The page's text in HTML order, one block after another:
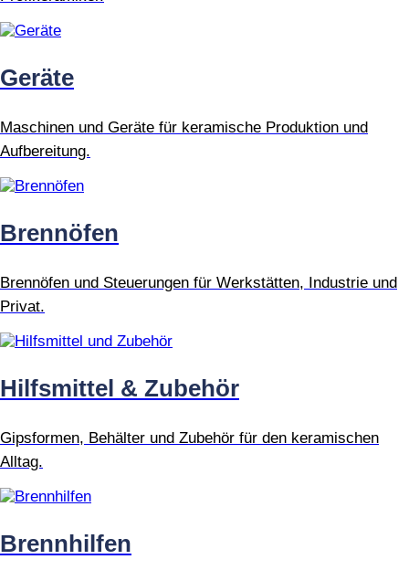
Geräte
Maschinen und Geräte für keramische Produktion und
Aufbereitung.
Brennöfen
Brennöfen und Steuerungen für Werkstätten, Industrie und
Privat.
Hilfsmittel & Zubehör
Gipsformen, Behälter und Zubehör für den keramischen
Alltag.
Brennhilfen